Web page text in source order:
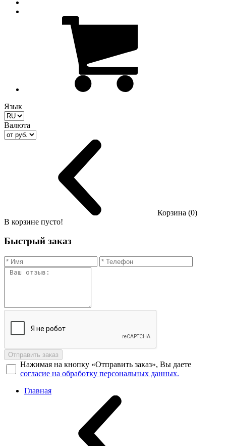
Язык
Валюта
Корзина (0)
В корзине пусто!
Быстрый заказ
Отправить заказ
Нажимая на кнопку «Отправить заказ», Вы даете
согласие на обработку персональных данных.
Главная